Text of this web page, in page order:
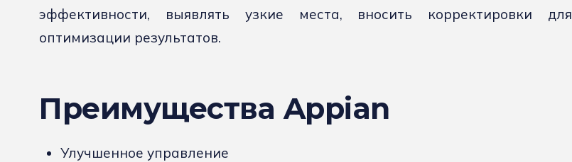
эффективности, выявлять узкие места, вносить корректировки для
оптимизации результатов.
Преимущества Appian
Улучшенное управление